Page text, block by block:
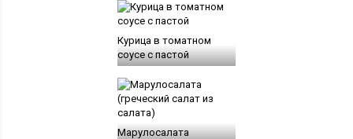
Курица в томатном
соусе с пастой
Марулосалата